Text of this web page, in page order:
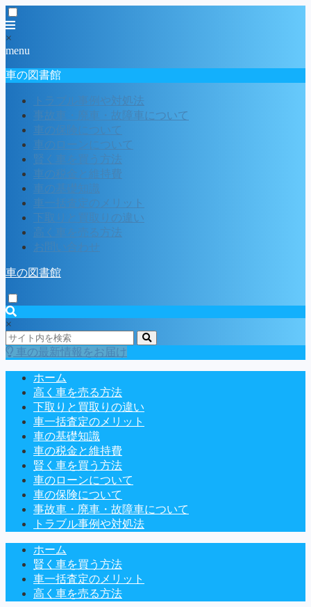
×
menu
車の図書館
トラブル事例や対処法
事故車・廃車・故障車について
車の保険について
車のローンについて
賢く車を買う方法
車の税金と維持費
車の基礎知識
車一括査定のメリット
下取りと買取りの違い
高く車を売る方法
お問い合わせ
車の図書館
×
車の最新情報をお届け
ホーム
高く車を売る方法
下取りと買取りの違い
車一括査定のメリット
車の基礎知識
車の税金と維持費
賢く車を買う方法
車のローンについて
車の保険について
事故車・廃車・故障車について
トラブル事例や対処法
ホーム
賢く車を買う方法
車一括査定のメリット
高く車を売る方法